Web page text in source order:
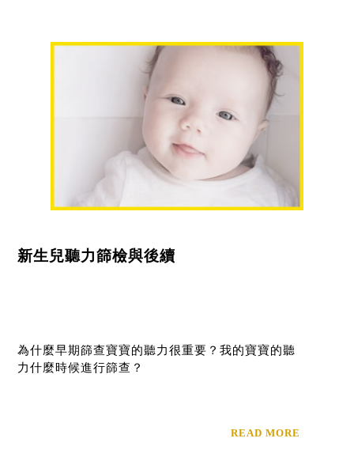
新生兒聽力篩檢與後續
為什麼早期篩查寶寶的聽力很重要？我的寶寶的聽
力什麼時候進行篩查？
READ MORE